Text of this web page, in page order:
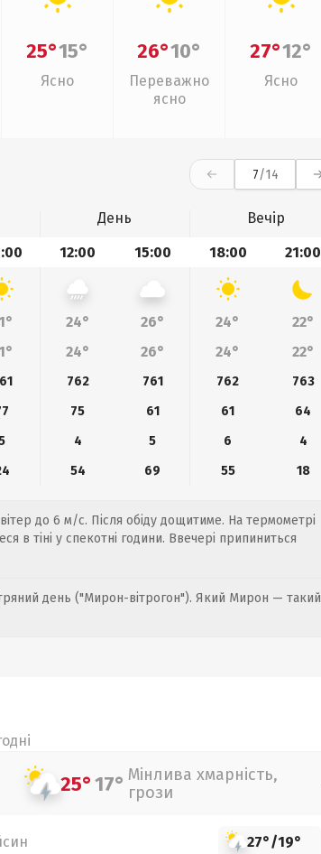
25°15°
Ясно
26°10°
Переважно
ясно
27°12°
Ясно
7/14
День
Вечір
12:00 15:00 18:00 21:00
24° 26° 24°
22°
24° 26° 24° 22°
762 761 762
763
75 61 61
64
4 5 6
4
54 69 55 18
до 6 м/с. Після обіду дощитиме. На термометрі
в тіні у спекотні години. Ввечері припиниться
день ("Мирон-вітрогон"). Який Мирон — такий
25°17° Мінлива хмарність,
грози
27°/19°